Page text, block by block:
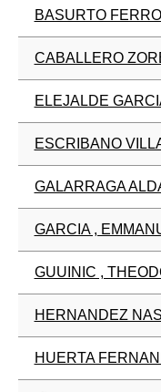
BASURTO
CABALLERO
ELEJALDE
ESCRIBANO
GALARRAGA
GARCIA ,
GUUINIC ,
HERNANDEZ
HUERTA